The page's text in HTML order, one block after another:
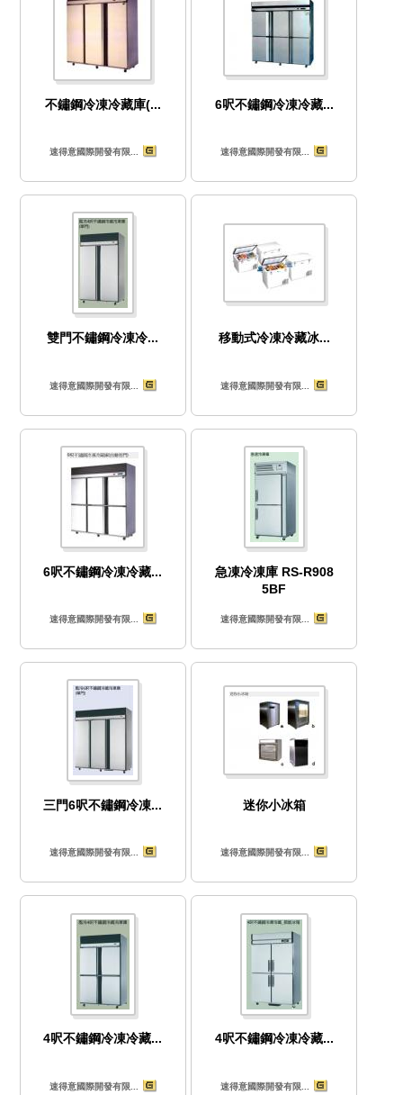
不鏽鋼冷凍冷藏庫(...
速得意國際開發有限...
6呎不鏽鋼冷凍冷藏...
速得意國際開發有限...
雙門不鏽鋼冷凍冷...
速得意國際開發有限...
移動式冷凍冷藏冰...
速得意國際開發有限...
6呎不鏽鋼冷凍冷藏...
速得意國際開發有限...
急凍冷凍庫 RS-R908
5BF
速得意國際開發有限...
三門6呎不鏽鋼冷凍...
速得意國際開發有限...
迷你小冰箱
速得意國際開發有限...
4呎不鏽鋼冷凍冷藏...
速得意國際開發有限...
4呎不鏽鋼冷凍冷藏...
速得意國際開發有限...